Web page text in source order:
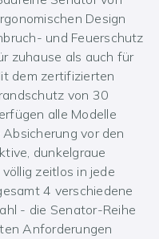
Design
und Feuerschutz
zuhause als auch für
dem zertifizierten
von 30
alle Modelle
vor den
dunkelgraue
zeitlos in jede
4 verschiedene
- die Senator-Reihe
Anforderungen